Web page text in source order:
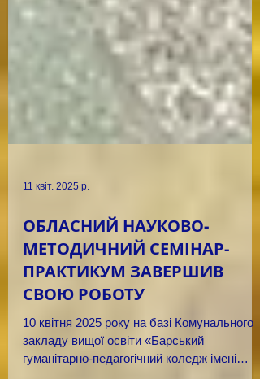
11 квіт. 2025 р.
ОБЛАСНИЙ НАУКОВО-
МЕТОДИЧНИЙ СЕМІНАР-
ПРАКТИКУМ ЗАВЕРШИВ
СВОЮ РОБОТУ